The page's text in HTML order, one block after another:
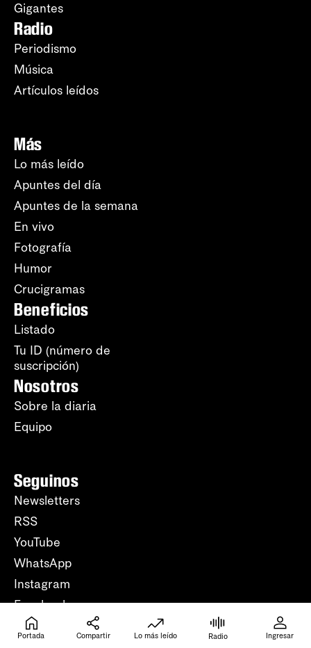
Gigantes
Radio
Periodismo
Música
Artículos leídos
Más
Lo más leído
Apuntes del día
Apuntes de la semana
En vivo
Fotografía
Humor
Crucigramas
Beneficios
Listado
Tu ID (número de
suscripción)
Nosotros
Sobre la diaria
Equipo
Seguinos
Newsletters
RSS
YouTube
WhatsApp
Instagram
Facebook
TikTok
Portada Compartir Lo más leído Radio Ingresar